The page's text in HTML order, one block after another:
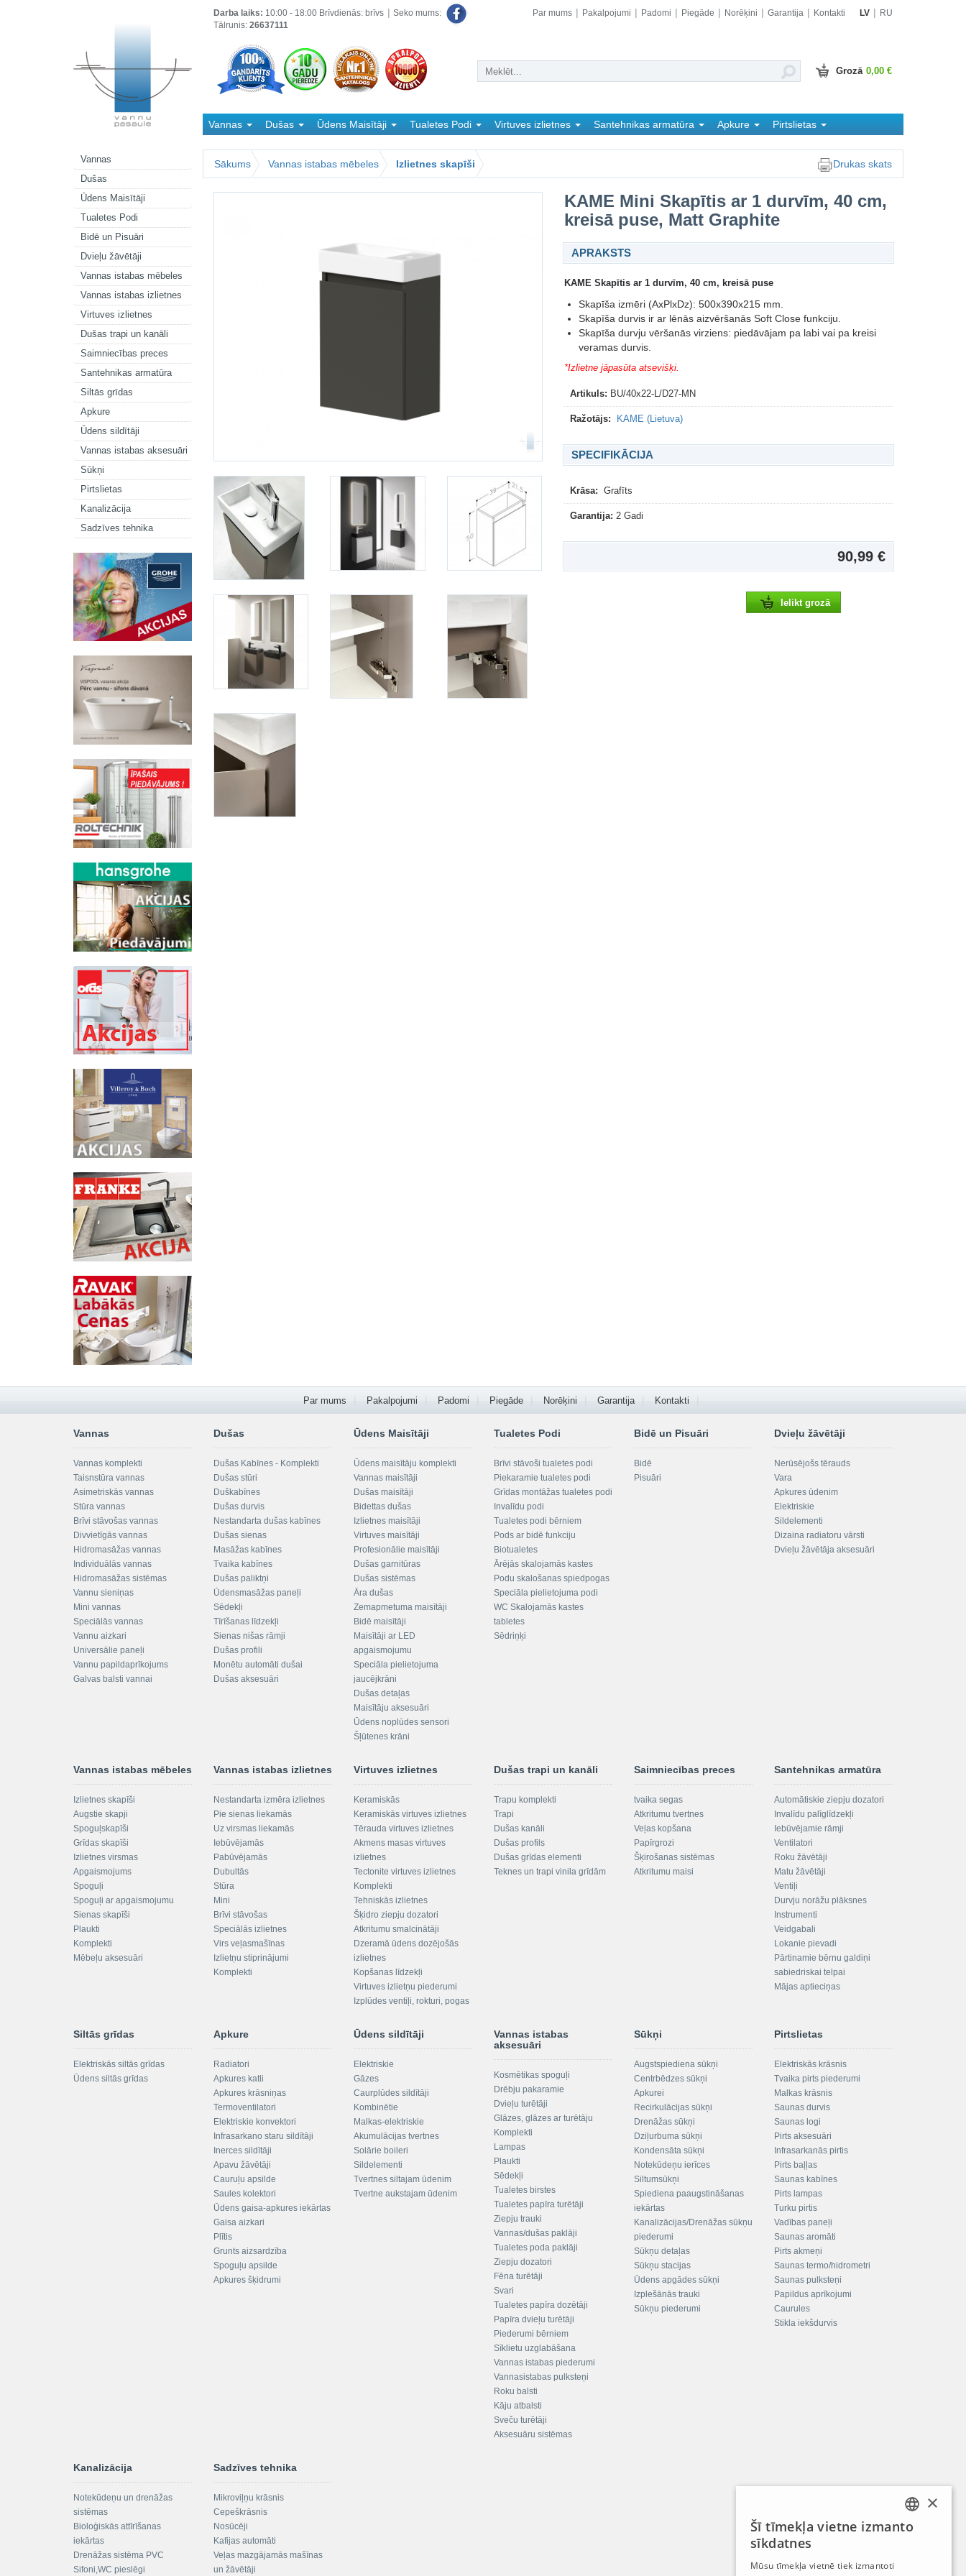
Vannas
Dušas
Ūdens Maisītāji
Tualetes Podi
Bidē un Pisuāri
Dvieļu žāvētāji
Vannas istabas mēbeles
Vannas istabas izlietnes
Virtuves izlietnes
Dušas trapi un kanāli
Saimniecības preces
Santehnikas armatūra
Siltās grīdas
Apkure
Ūdens sildītāji
Vannas istabas aksesuāri
Sūkņi
Pirtslietas
Kanalizācija
Sadzīves tehnika
Darba laiks: 10:00 - 18:00 Brīvdienās: brīvs
Tālrunis: 26637111
Seko mums: Par mums Pakalpojumi Padomi Piegāde Norēķini Garantija Kontakti LV RU
Grozā 0,00 €
Vannas Dušas Ūdens Maisītāji Tualetes Podi Virtuves izlietnes Santehnikas armatūra Apkure
Pirtslietas
Sākums
Vannas istabas mēbeles Izlietnes skapīši Drukas skats
KAME Mini Skapītis ar 1 durvīm, 40 cm,
kreisā puse, Matt Graphite
APRAKSTS
KAME Skapītis ar 1 durvīm, 40 cm, kreisā puse
Skapīša izmēri (AxPlxDz): 500x390x215 mm.
Skapīša durvis ir ar lēnās aizvēršanās Soft Close funkciju.
Skapīša durvju vēršanās virziens: piedāvājam pa labi vai pa kreisi
veramas durvis.
*Izlietne jāpasūta atsevišķi.
Artikuls: BU/40x22-L/D27-MN
Ražotājs: KAME (Lietuva)
SPECIFIKĀCIJA
Krāsa: Grafīts
Garantija: 2 Gadi
90,99 €
Ielikt grozā
Par mums Pakalpojumi Padomi Piegāde Norēķini Garantija Kontakti
Vannas
Vannas komplekti
Taisnstūra vannas
Asimetriskās vannas
Stūra vannas
Brīvi stāvošas vannas
Divvietīgās vannas
Hidromasāžas vannas
Individuālās vannas
Hidromasāžas sistēmas
Vannu sieniņas
Mini vannas
Speciālās vannas
Vannu aizkari
Universālie paneļi
Vannu papildaprīkojums
Galvas balsti vannai
Dušas
Dušas Kabīnes - Komplekti
Dušas stūri
Duškabīnes
Dušas durvis
Nestandarta dušas kabīnes
Dušas sienas
Masāžas kabīnes
Tvaika kabīnes
Dušas paliktņi
Ūdensmasāžas paneļi
Sēdekļi
Tīrīšanas līdzekļi
Sienas nišas rāmji
Dušas profili
Monētu automāti dušai
Dušas aksesuāri
Ūdens Maisītāji
Ūdens maisītāju komplekti
Vannas maisītāji
Dušas maisītāji
Bidettas dušas
Izlietnes maisītāji
Virtuves maisītāji
Profesionālie maisītāji
Dušas garnitūras
Dušas sistēmas
Āra dušas
Zemapmetuma maisītāji
Bidē maisītāji
Maisītāji ar LED
apgaismojumu
Speciāla pielietojuma
jaucējkrāni
Dušas detaļas
Maisītāju aksesuāri
Ūdens noplūdes sensori
Šļūtenes krāni
Tualetes Podi
Brīvi stāvoši tualetes podi
Piekaramie tualetes podi
Grīdas montāžas tualetes podi
Invalīdu podi
Tualetes podi bērniem
Pods ar bidē funkciju
Biotualetes
Ārējās skalojamās kastes
Podu skalošanas spiedpogas
Speciāla pielietojuma podi
WC Skalojamās kastes
tabletes
Sēdriņķi
Bidē un Pisuāri
Bidē
Pisuāri
Dvieļu žāvētāji
Nerūsējošs tērauds
Vara
Apkures ūdenim
Elektriskie
Sildelementi
Dizaina radiatoru vārsti
Dvieļu žāvētāja aksesuāri
Vannas istabas mēbeles
Izlietnes skapīši
Augstie skapji
Spoguļskapīši
Grīdas skapīši
Izlietnes virsmas
Apgaismojums
Spoguļi
Spoguļi ar apgaismojumu
Sienas skapīši
Plaukti
Komplekti
Mēbeļu aksesuāri
Vannas istabas izlietnes
Nestandarta izmēra izlietnes
Pie sienas liekamās
Uz virsmas liekamās
Iebūvējamās
Pabūvējamās
Dubultās
Stūra
Mini
Brīvi stāvošas
Speciālās izlietnes
Virs veļasmašīnas
Izlietņu stiprinājumi
Komplekti
Virtuves izlietnes
Keramiskās
Keramiskās virtuves izlietnes
Tērauda virtuves izlietnes
Akmens masas virtuves
izlietnes
Tectonite virtuves izlietnes
Komplekti
Tehniskās izlietnes
Šķidro ziepju dozatori
Atkritumu smalcinātāji
Dzeramā ūdens dozējošās
izlietnes
Kopšanas līdzekļi
Virtuves izlietņu piederumi
Izplūdes ventiļi, rokturi, pogas
Dušas trapi un kanāli
Trapu komplekti
Trapi
Dušas kanāli
Dušas profils
Dušas grīdas elementi
Teknes un trapi vinila grīdām
Saimniecības preces
tvaika segas
Atkritumu tvertnes
Veļas kopšana
Papīrgrozi
Šķirošanas sistēmas
Atkritumu maisi
Santehnikas armatūra
Automātiskie ziepju dozatori
Invalīdu palīglīdzekļi
Iebūvējamie rāmji
Ventilatori
Roku žāvētāji
Matu žāvētāji
Ventiļi
Durvju norāžu plāksnes
Instrumenti
Veidgabali
Lokanie pievadi
Pārtinamie bērnu galdiņi
sabiedriskai telpai
Mājas aptieciņas
Siltās grīdas
Elektriskās siltās grīdas
Ūdens siltās grīdas
Apkure
Radiatori
Apkures katli
Apkures krāsniņas
Termoventilatori
Elektriskie konvektori
Infrasarkano staru sildītāji
Inerces sildītāji
Apavu žāvētāji
Cauruļu apsilde
Saules kolektori
Ūdens gaisa-apkures iekārtas
Gaisa aizkari
Plītis
Grunts aizsardzība
Spoguļu apsilde
Apkures šķidrumi
Ūdens sildītāji
Elektriskie
Gāzes
Caurplūdes sildītāji
Kombinētie
Malkas-elektriskie
Akumulācijas tvertnes
Solārie boileri
Sildelementi
Tvertnes siltajam ūdenim
Tvertne aukstajam ūdenim
Vannas istabas
aksesuāri
Kosmētikas spoguļi
Drēbju pakaramie
Dvieļu turētāji
Glāzes, glāzes ar turētāju
Komplekti
Lampas
Plaukti
Sēdekļi
Tualetes birstes
Tualetes papīra turētāji
Ziepju trauki
Vannas/dušas paklāji
Tualetes poda paklāji
Ziepju dozatori
Fēna turētāji
Svari
Tualetes papīra dozētāji
Papīra dvieļu turētāji
Piederumi bērniem
Sīklietu uzglabāšana
Vannas istabas piederumi
Vannasistabas pulksteņi
Roku balsti
Kāju atbalsti
Sveču turētāji
Aksesuāru sistēmas
Sūkņi
Augstspiediena sūkņi
Centrbēdzes sūkņi
Apkurei
Recirkulācijas sūkņi
Drenāžas sūkņi
Dziļurbuma sūkņi
Kondensāta sūkņi
Notekūdeņu ierīces
Siltumsūkņi
Spiediena paaugstināšanas
iekārtas
Kanalizācijas/Drenāžas sūkņu
piederumi
Sūkņu detaļas
Sūkņu stacijas
Ūdens apgādes sūkņi
Izplešānās trauki
Sūkņu piederumi
Pirtslietas
Elektriskās krāsnis
Tvaika pirts piederumi
Malkas krāsnis
Saunas durvis
Saunas logi
Pirts aksesuāri
Infrasarkanās pirtis
Pirts baļļas
Saunas kabīnes
Pirts lampas
Turku pirtis
Vadības paneļi
Saunas aromāti
Pirts akmeņi
Saunas termo/hidrometri
Saunas pulksteņi
Papildus aprīkojumi
Caurules
Stikla iekšdurvis
Kanalizācija
Notekūdeņu un drenāžas
sistēmas
Bioloģiskās attīrīšanas
iekārtas
Drenāžas sistēma PVC
Sifoni,WC pieslēgi
Sadzīves tehnika
Mikroviļņu krāsnis
Cepeškrāsnis
Nosūcēji
Kafijas automāti
Veļas mazgājamās mašīnas
un žāvētāji
LATVIAN
×
Šī tīmekļa vietne izmanto
sīkdatnes
Mūsu tīmekļa vietnē tiek izmantoti